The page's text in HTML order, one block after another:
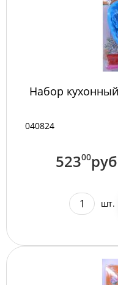
Набор
040824
52300руб
шт.